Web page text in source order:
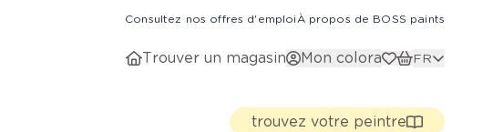
Consultez nos offres d'emploiÀ propos de BOSS paints
Trouver un magasin Mon colora FR
trouvez votre peintre